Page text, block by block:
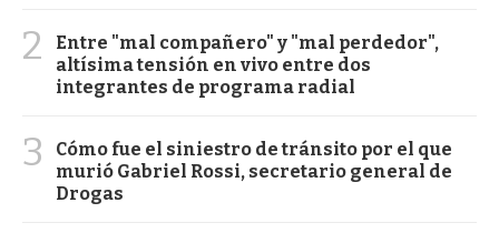
2
Entre "mal compañero" y "mal perdedor",
altísima tensión en vivo entre dos
integrantes de programa radial
3
Cómo fue el siniestro de tránsito por el que
murió Gabriel Rossi, secretario general de
Drogas